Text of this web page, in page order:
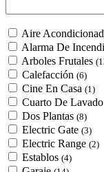
Aire
Alarma De
Arboles Frutales
Calefacción (6)
Cine En Casa (1)
Cuarto De Lavado
Dos Plantas (8)
Electric Gate (3)
Electric Range (2)
Establos (4)